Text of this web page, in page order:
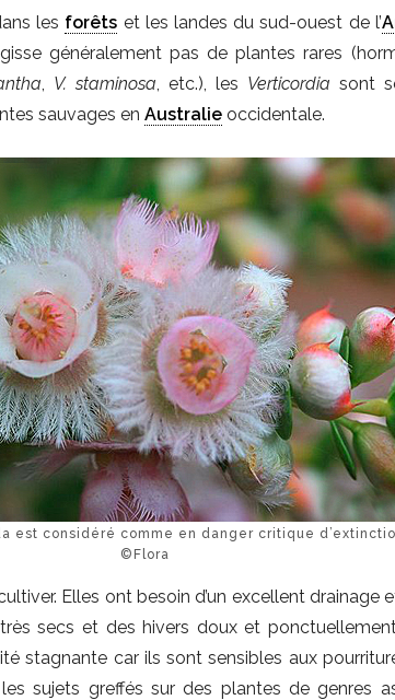
les forêts et les landes du sud-ouest de l’
généralement pas de plantes rares
, V. staminosa, etc.), les Verticordia sont
sauvages enAustralie occidentale.
est considéré comme en danger critique
©Flora
Elles ont besoin d’un excellent drainage
secs et des hivers doux et
stagnante car ils sont sensibles aux
sujets greffés sur des plantes de genres